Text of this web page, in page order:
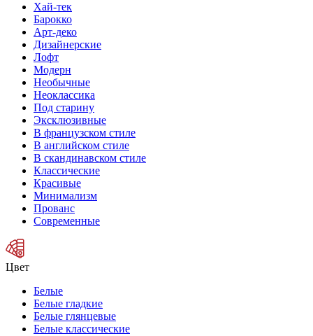
Хай-тек
Барокко
Арт-деко
Дизайнерские
Лофт
Модерн
Необычные
Неоклассика
Под старину
Эксклюзивные
В французском стиле
В английском стиле
В скандинавском стиле
Классические
Красивые
Минимализм
Прованс
Современные
Цвет
Белые
Белые гладкие
Белые глянцевые
Белые классические